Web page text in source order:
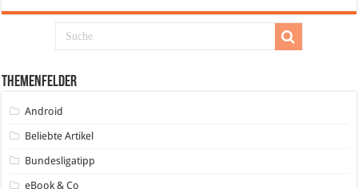
Themenfelder
Android
Beliebte Artikel
Bundesligatipp
eBook & Co